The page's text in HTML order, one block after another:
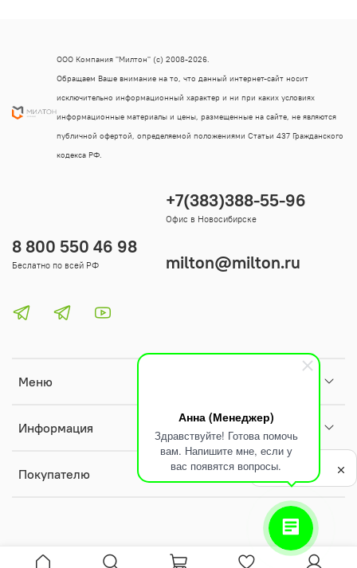
Анна (Менеджер)
Здравствуйте! Готова помочь
вам. Напишите мне, если у
вас появятся вопросы.
Меню
Информация
Покупателю
8 800 550 46 98
Беслатно по всей РФ
+7(383)388-55-96
Офис в Новосибирске
milton@milton.ru
ООО Компания "Милтон" (с) 2008-2026.
Обращаем Ваше внимание на то, что данный интернет-сайт носит
исключительно информационный характер и ни при каких условиях
информационные материалы и цены, размещенные на сайте, не являются
публичной офертой, определяемой положениями Статьи 437 Гражданского
кодекса РФ.
Политика
обработки